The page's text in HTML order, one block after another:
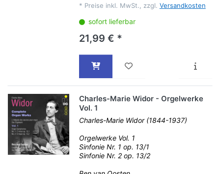
* Preise inkl. MwSt., zzgl. Versandkosten
sofort lieferbar
21,99 € *
Charles-Marie Widor - Orgelwerke
Vol. 1
Charles-Marie Widor (1844-1937)
Orgelwerke Vol. 1
Sinfonie Nr. 1 op. 13/1
Sinfonie Nr. 2 op. 13/2